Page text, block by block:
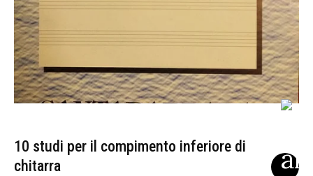
10 studi per il compimento inferiore di
chitarra